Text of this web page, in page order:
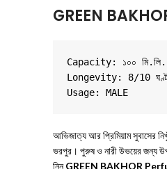
GREEN
Capacity: ১০০
Longevity: 8/10 ঘণ্টা
আভিজাত্য আর প্রিমিয়াম সুবাসের
ভরপুর। পুরুষ ও নারী উভয়ের জন্য
নিনGREEN BAKHOR